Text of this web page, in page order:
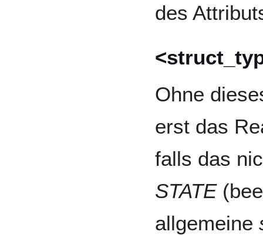
des
Ohne
erst das
falls das
STATE
allgemeine